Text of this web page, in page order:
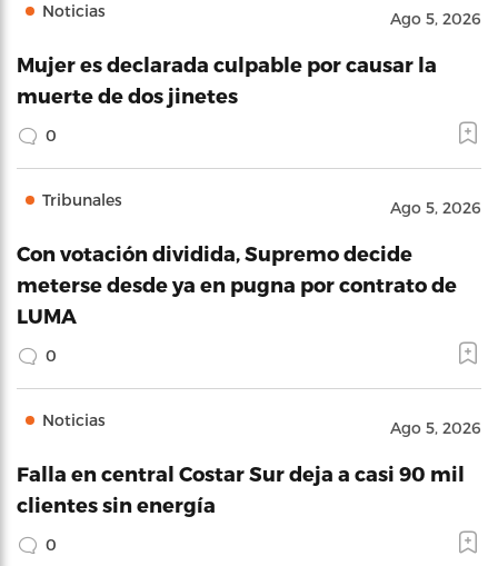
Noticias Ago 5, 2026
Mujer es declarada culpable por causar la
muerte de dos jinetes
0
Tribunales Ago 5, 2026
Con votación dividida, Supremo decide
meterse desde ya en pugna por contrato de
LUMA
0
Noticias Ago 5, 2026
Falla en central Costar Sur deja a casi 90 mil
clientes sin energía
0